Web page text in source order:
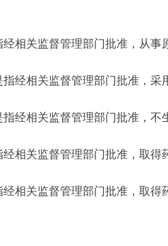
关监督管理部门批准，从事
相关监督管理部门批准，采
相关监督管理部门批准，不
关监督管理部门批准，取得
关监督管理部门批准，取得